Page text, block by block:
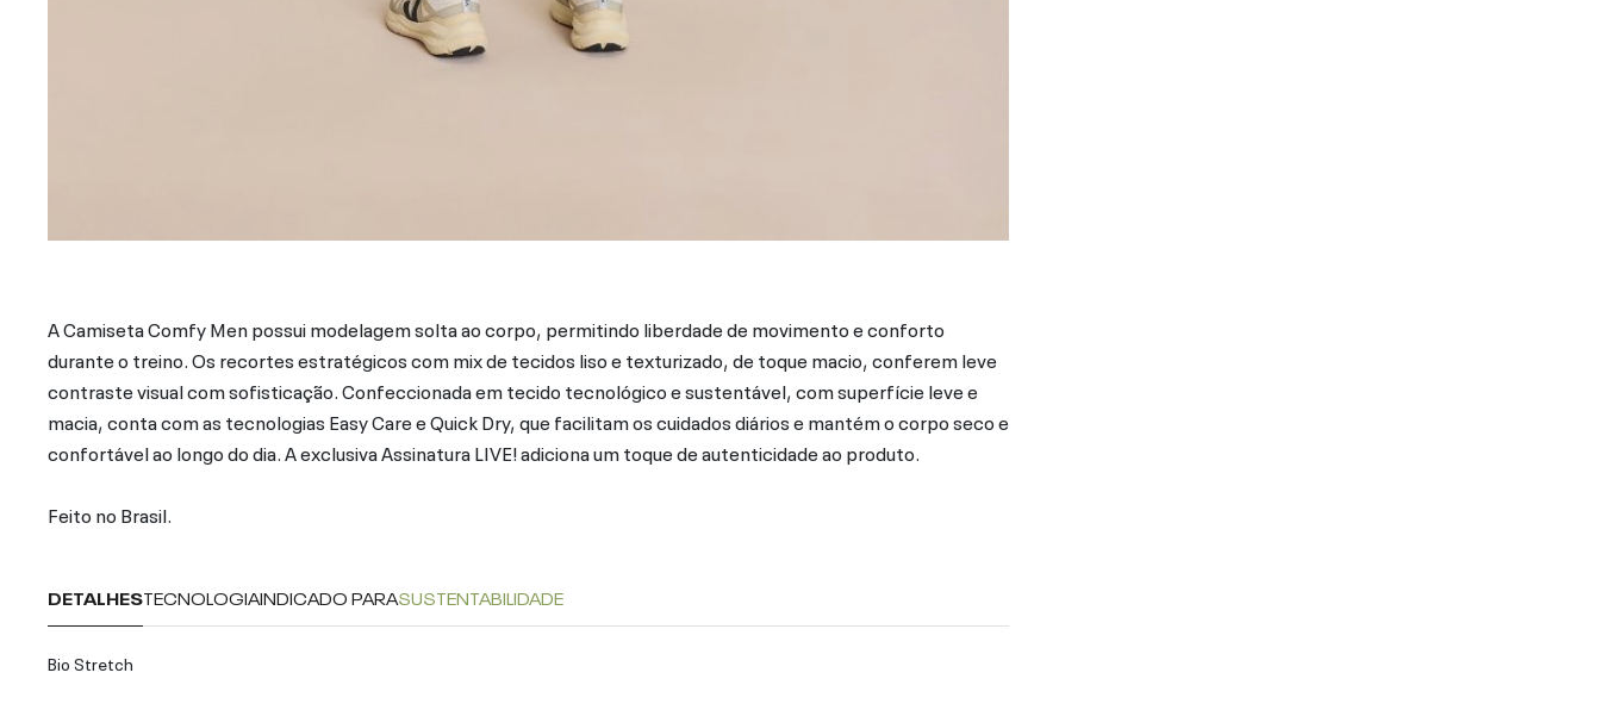
A Camiseta Comfy Men possui modelagem solta ao corpo, permitindo liberdade de movimento e conforto
durante o treino. Os recortes estratégicos com mix de tecidos liso e texturizado, de toque macio, conferem leve
contraste visual com sofisticação. Confeccionada em tecido tecnológico e sustentável, com superfície leve e
macia, conta com as tecnologias Easy Care e Quick Dry, que facilitam os cuidados diários e mantém o corpo seco e
confortável ao longo do dia. A exclusiva Assinatura LIVE! adiciona um toque de autenticidade ao produto.
Feito no Brasil.
DETALHESTECNOLOGIAINDICADO PARASUSTENTABILIDADE
Bio Stretch